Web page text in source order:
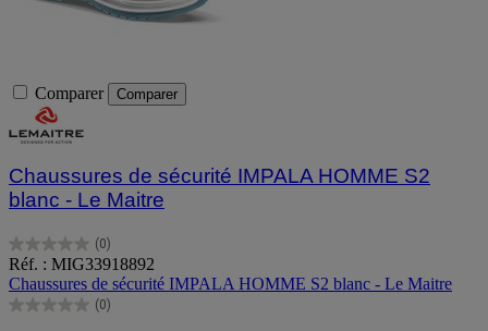
Comparer Comparer
Chaussures de sécurité IMPALA HOMME S2
blanc - Le Maitre
(0)
0.0
sur
5
étoiles.
Réf. : MIG33918892
Chaussures de sécurité IMPALA HOMME S2 blanc - Le Maitre
(0)
0.0